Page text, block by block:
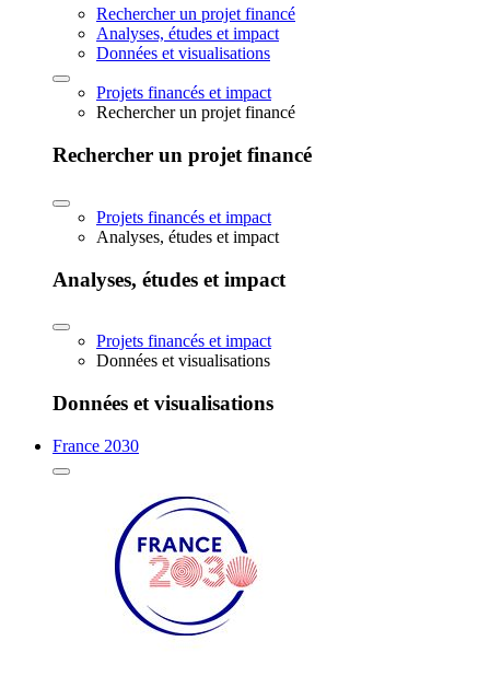
Rechercher un projet financé
Analyses, études et impact
Données et visualisations
Projets financés et impact
Rechercher un projet financé
Rechercher un projet financé
Projets financés et impact
Analyses, études et impact
Analyses, études et impact
Projets financés et impact
Données et visualisations
Données et visualisations
France 2030